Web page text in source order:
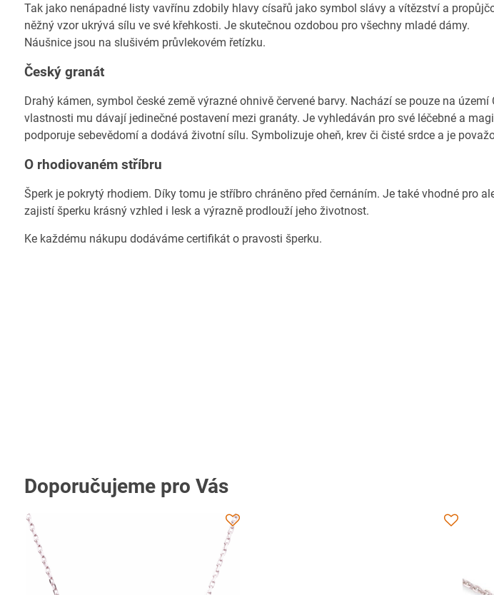
Tak jako nenápadné listy vavřínu zdobily hlavy císařů jako symbol slávy a vítězství a
něžný vzor ukrývá sílu ve své křehkosti. Je skutečnou ozdobou pro všechny mladé dámy.
Náušnice jsou na slušivém průvlekovém řetízku.
Český granát
Drahý kámen, symbol české země výrazné ohnivě červené barvy. Nachází se pouze na
vlastnosti mu dávají jedinečné postavení mezi granáty. Je vyhledáván pro své léčebné a
podporuje sebevědomí a dodává životní sílu. Symbolizuje oheň, krev či čisté srdce a je
O rhodiovaném stříbru
Šperk je pokrytý rhodiem. Díky tomu je stříbro chráněno před černáním. Je také vhodné pro
zajistí šperku krásný vzhled i lesk a výrazně prodlouží jeho životnost.
Ke každému nákupu dodáváme certifikát o pravosti šperku.
Doporučujeme pro Vás